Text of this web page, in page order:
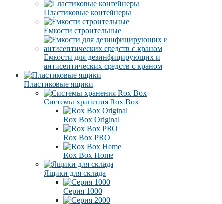
Пластиковые контейнеры
Ёмкости строительные
Емкости для дезинфицирующих и
антисептических средств с краном
Пластиковые ящики
Системы хранения Rox Box
Rox Box Original
Rox Box PRO
Rox Box Home
Ящики для склада
Серия 1000